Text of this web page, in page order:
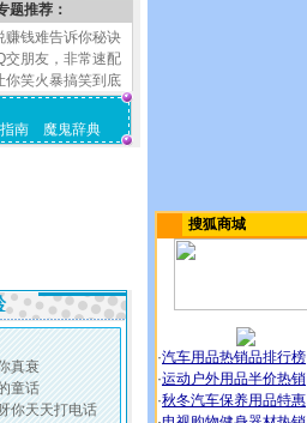
题推荐：
赚钱难告诉你秘诀
交朋友，非常速配
你笑火暴搞笑到底
南 魔鬼辞典
搜狐商城
·汽车用品热销品排行榜
·运动户外用品半价热销
·秋冬汽车保养用品特惠